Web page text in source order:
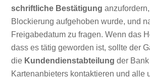
schriftliche Bestätigung
Blockierung aufgehoben wurde, und
Freigabedatum zu fragen. Wenn das
dass es tätig geworden ist, sollte der
die Kundendienstabteilung der
Kartenanbieters kontaktieren und alle